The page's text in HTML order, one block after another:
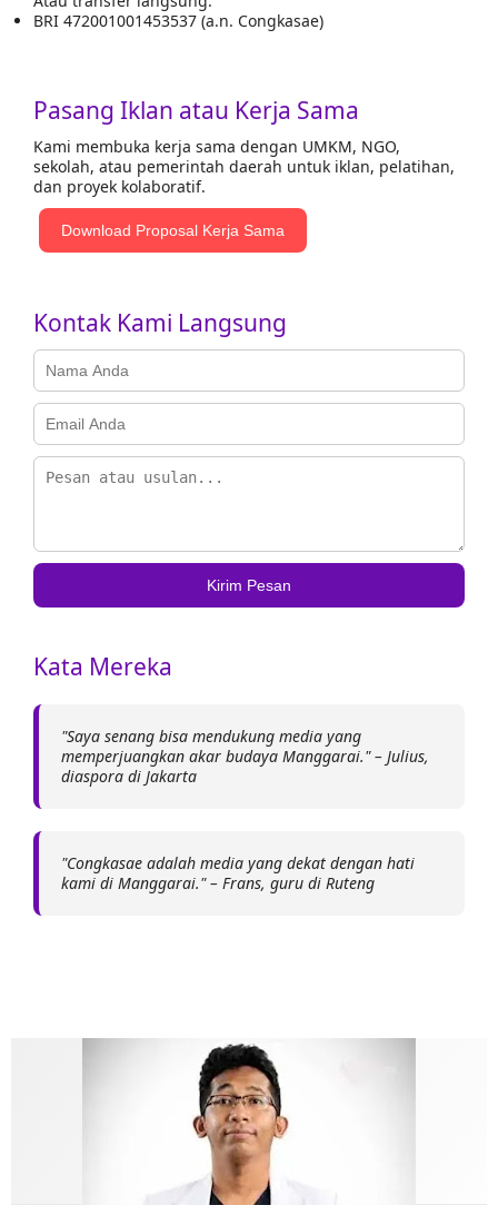
BRI 472001001453537 (a.n. Congkasae)
Pasang Iklan atau Kerja Sama
Kami membuka kerja sama dengan UMKM, NGO,
sekolah, atau pemerintah daerah untuk iklan, pelatihan,
dan proyek kolaboratif.
Download Proposal Kerja Sama
Kontak Kami Langsung
Kirim Pesan
Kata Mereka
"Saya senang bisa mendukung media yang
memperjuangkan akar budaya Manggarai." – Julius,
diaspora di Jakarta
"Congkasae adalah media yang dekat dengan hati
kami di Manggarai." – Frans, guru di Ruteng